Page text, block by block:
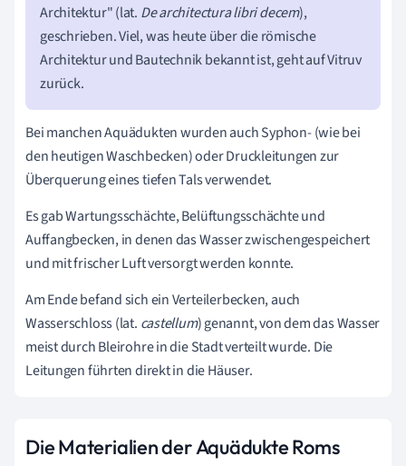
Architektur" (lat. De architectura libri decem),
geschrieben. Viel, was heute über die römische
Architektur und Bautechnik bekannt ist, geht auf Vitruv
zurück.
Bei manchen Aquädukten wurden auch Syphon- (wie bei
den heutigen Waschbecken) oder Druckleitungen zur
Überquerung eines tiefen Tals verwendet.
Es gab Wartungsschächte, Belüftungsschächte und
Auffangbecken, in denen das Wasser zwischengespeichert
und mit frischer Luft versorgt werden konnte.
Am Ende befand sich ein Verteilerbecken, auch
Wasserschloss (lat. castellum) genannt, von dem das Wasser
meist durch Bleirohre in die Stadt verteilt wurde. Die
Leitungen führten direkt in die Häuser.
Die Materialien der Aquädukte Roms